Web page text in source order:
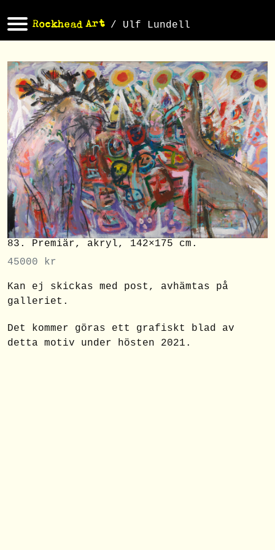
/ Ulf Lundell
83. Premiär, akryl, 142×175 cm.
45000
kr
Kan ej skickas med post, avhämtas på
galleriet.
Det kommer göras ett grafiskt blad av
detta motiv under hösten 2021.